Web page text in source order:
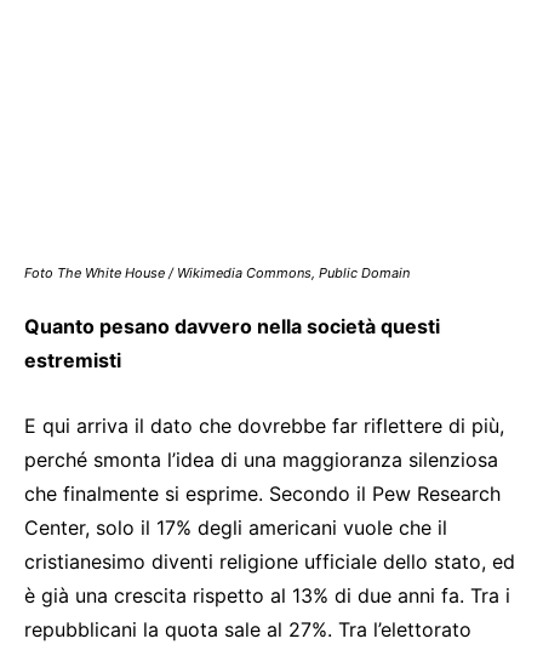
Foto The White House / Wikimedia Commons, Public Domain
Quanto pesano davvero nella società questi
estremisti
E qui arriva il dato che dovrebbe far riflettere di più,
perché smonta l’idea di una maggioranza silenziosa
che finalmente si esprime. Secondo il Pew Research
Center, solo il 17% degli americani vuole che il
cristianesimo diventi religione ufficiale dello stato, ed
è già una crescita rispetto al 13% di due anni fa. Tra i
repubblicani la quota sale al 27%. Tra l’elettorato